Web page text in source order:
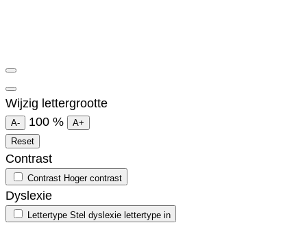
Wijzig lettergrootte
A- 100 %
A+
Reset
Contrast
Contrast Hoger contrast
Dyslexie
Lettertype Stel dyslexie lettertype in